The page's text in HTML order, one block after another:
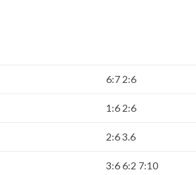
6:7 2:6
1:6 2:6
2:6 3.6
3:6 6:2 7:10